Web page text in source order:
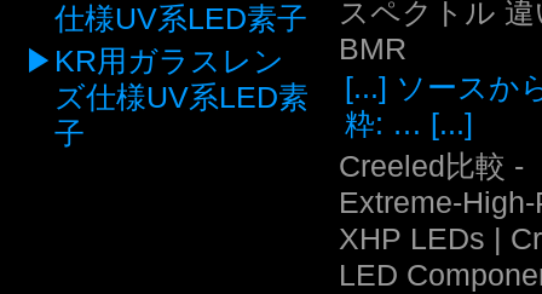
仕様UV系LED素子
KR用ガラスレン
ズ仕様UV系LED素
子
スペクトル 違
BMR
[...] ソースか
粋: … [...]
Creeled比較 -
Extreme-
XHP LEDs |
LED